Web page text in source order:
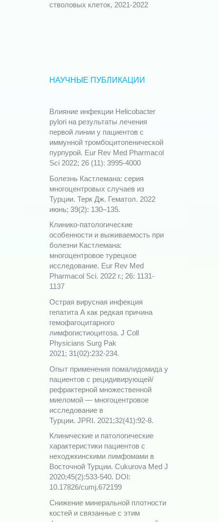
стволовых клеток, 2021-2022
НАУЧНЫЕ ПУБЛИКАЦИИ
Влияние инфекции Helicobacter
pylori на результаты лечения
первой линии у пациентов с
иммунной тромбоцитопенической
пурпурой. Eur Rev Med Pharmacol
Sci 2022; 26 (11): 3995-4000
Болезнь Кастлемана: серия
многоцентровых случаев из
Турции. Терк Дж. Гематол. 2022
июнь; 39(2): 130–135.
Клинико-патологические
особенности и выживаемость при
болезни Кастлемана:
многоцентровое турецкое
исследование. Eur Rev Med
Pharmacol Sci. 2022 г.; 26: 1131-
1137
Острая вирусная инфекция
гепатита А как редкая причина
гемофагоцитарного
лимфогистиоцитоза. J Coll
Physicians Surg Pak
2021; 31(02):232-234.
Опыт применения помалидомида у
пациентов с рецидивирующей/
рефрактерной множественной
миеломой — многоцентровое
исследование в
Турции. JPRI. 2021;32(41):92-8.
Клинические и патологические
характеристики пациентов с
неходжкинскими лимфомами в
Восточной Турции. Cukurova Med J
2020;45(2):533-540. DOI:
10.17826/cumj.672199
Снижение минеральной плотности
костей и связанные с этим